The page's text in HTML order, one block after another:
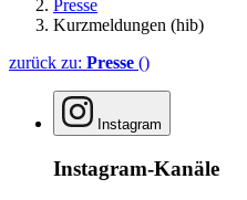
Presse
Kurzmeldungen (hib)
zurück zu: Presse ()
Instagram
Instagram-Kanäle